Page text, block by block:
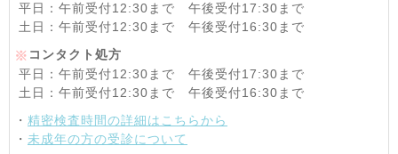
平日：午前受付12:30まで 午後受付17:30まで
土日：午前受付12:30まで 午後受付16:30まで
※ コンタクト処方
平日：午前受付12:30まで 午後受付17:30まで
土日：午前受付12:30まで 午後受付16:30まで
・ 精密検査時間の詳細はこちらから
・ 未成年の方の受診について